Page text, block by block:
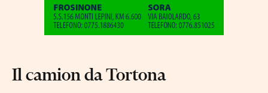
Il camion da Tortona